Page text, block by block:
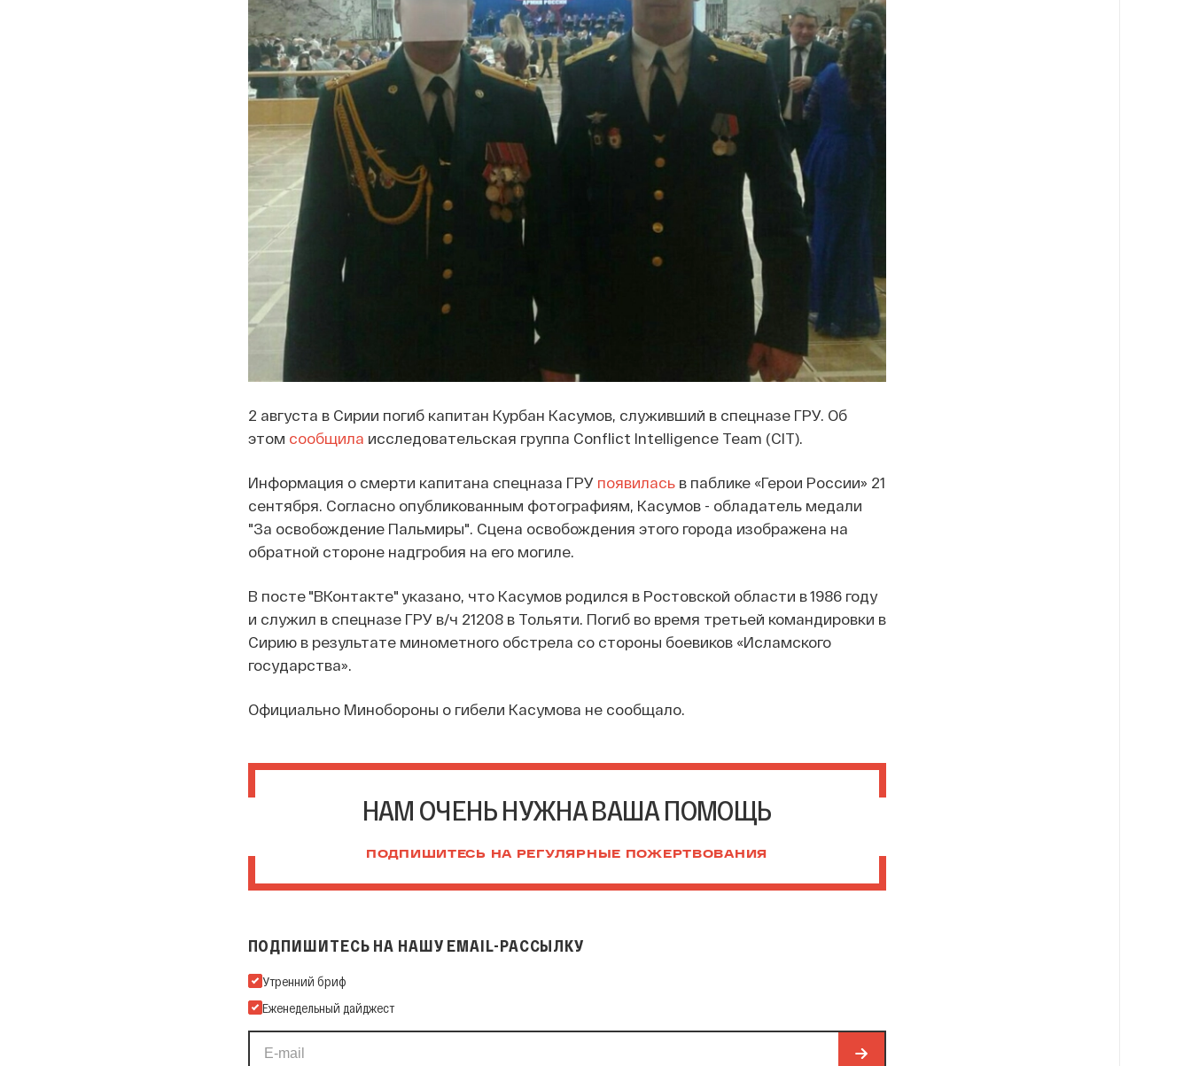
2 августа в Сирии погиб капитан Курбан Касумов, служивший в спецназе ГРУ. Об
этом сообщила исследовательская группа Conflict Intelligence Team (CIT).
Информация о смерти капитана спецназа ГРУ появиласьв паблике «Герои России» 21
сентября. Согласно опубликованным фотографиям, Касумов - обладатель медали
"За освобождение Пальмиры". Сцена освобождения этого города изображена на
обратной стороне надгробия на его могиле.
В посте "ВКонтакте" указано, что Касумов родился в Ростовской области в 1986 году
и служил в спецназе ГРУ в/ч 21208 в Тольяти. Погиб во время третьей командировки в
Сирию в результате минометного обстрела со стороны боевиков «Исламского
государства».
Официально Минобороны о гибели Касумова не сообщало.
НАМ ОЧЕНЬ НУЖНА ВАША ПОМОЩЬ
ПОДПИШИТЕСЬ НА РЕГУЛЯРНЫЕ ПОЖЕРТВОВАНИЯ
ПОДПИШИТЕСЬ НА НАШУ EMAIL-РАССЫЛКУ
Подпишитесь на нашу Email-рассылку
Утренний бриф
Еженедельный дайджест